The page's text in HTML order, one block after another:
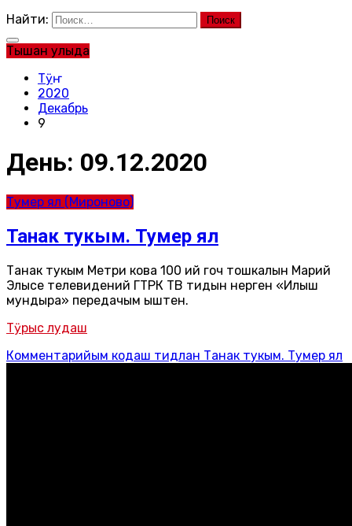
Найти:
Тышан улыда
Тӱҥ
2020
Декабрь
9
День: 09.12.2020
Тумер ял (Мироново)
Танак тукым. Тумер ял
Танак тукым Метри кова 100 ий гоч тошкалын Марий
Элысе телевидений ГТРК ТВ тидын нерген «Илыш
мундыра» передачым ыштен.
Тӱрыс лудаш
Комментарийым кодаш тидлан Танак тукым. Тумер ял